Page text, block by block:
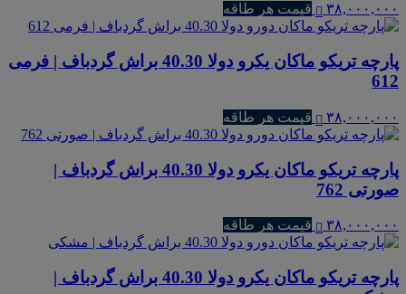
۳۸,۰۰۰,۰۰۰ قیمت هر طاقه
پارچه تریکو ماکان یکرو دولا 40.30 براش گردباف | فرمی
612
۳۸,۰۰۰,۰۰۰ قیمت هر طاقه
پارچه تریکو ماکان یکرو دولا 40.30 براش گردباف |
صورتی 762
۳۸,۰۰۰,۰۰۰ قیمت هر طاقه
پارچه تریکو ماکان یکرو دولا 40.30 براش گردباف |